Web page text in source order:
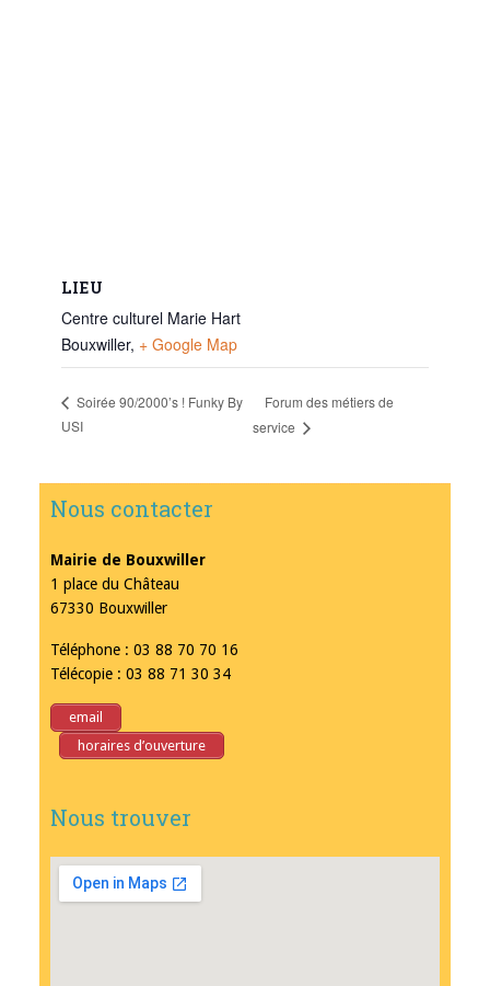
LIEU
Centre culturel Marie Hart
Bouxwiller, + Google Map
Soirée 90/2000’s ! Funky By
USI
Forum des métiers de
service
Nous contacter
Mairie de Bouxwiller
1 place du Château
67330 Bouxwiller
Téléphone : 03 88 70 70 16
Télécopie : 03 88 71 30 34
email
horaires d’ouverture
Nous trouver